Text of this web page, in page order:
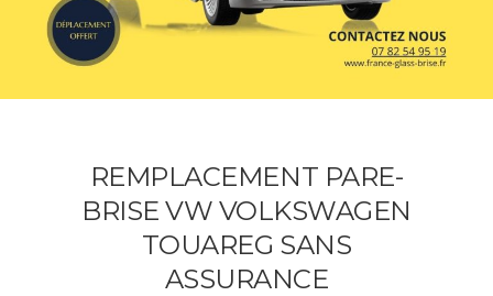
REMPLACEMENT PARE-
BRISE VW VOLKSWAGEN
TOUAREG SANS
ASSURANCE